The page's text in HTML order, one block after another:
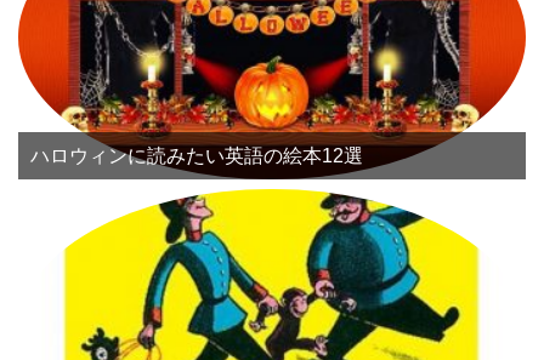
ハロウィンに読みたい英語の絵本12選